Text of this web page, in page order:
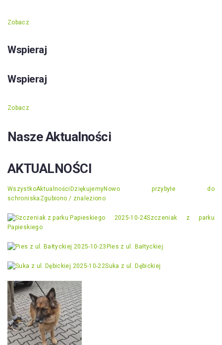
Zobacz
Wspieraj
Wspieraj
Zobacz
Nasze Aktualności
AKTUALNOŚCI
WszystkoAktualności DziękujemyNowo przybyłe do
schroniska Zgubiono / znaleziono
2025-10-24Szczeniak z parku
Papieskiego
2025-10-23 Pies z ul. Bałtyckiej
2025-10-22Suka z ul. Dębickiej